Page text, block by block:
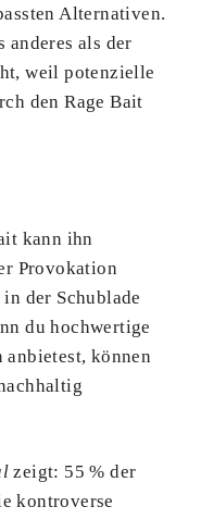
Alternativen.
als der
weil potenzielle
den Rage Bait
kann ihn
Provokation
der Schublade
du hochwertige
können
zeigt: 55 % der
kontroverse